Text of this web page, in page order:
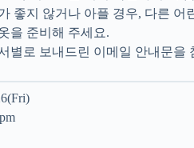
좋지 않거나 아플 경우, 다른
을 준비해 주세요.
별로 보내드린 이메일 안내문을